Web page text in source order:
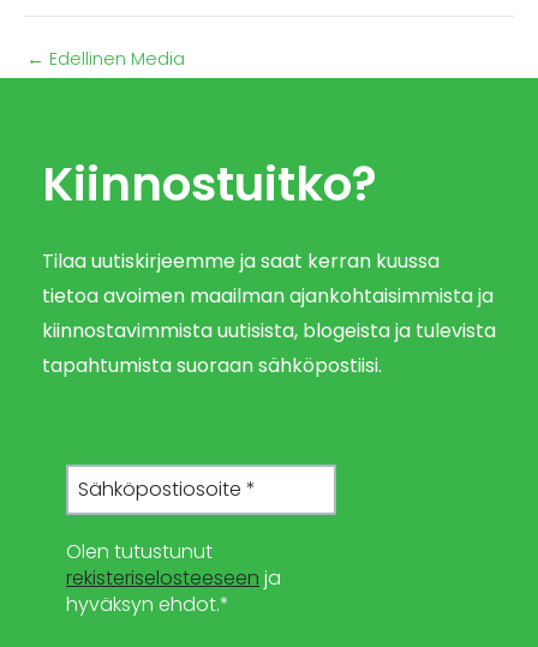
← Edellinen Media
Kiinnostuitko?
Tilaa uutiskirjeemme ja saat kerran kuussa
tietoa avoimen maailman ajankohtaisimmista ja
kiinnostavimmista uutisista, blogeista ja tulevista
tapahtumista suoraan sähköpostiisi.
Olen tutustunut
rekisteriselosteeseen ja
hyväksyn ehdot.*